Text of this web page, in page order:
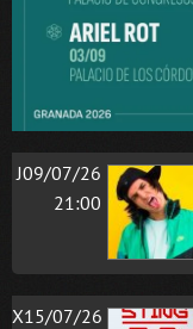
J09/07/26
21:00
X15/07/26